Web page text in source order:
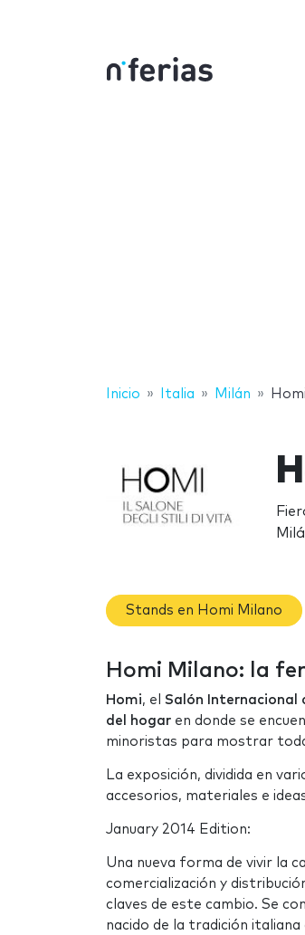
Inicio Italia Milán
Stands en Homi Milano
Homi Milano: la
Homi, el Salón Internacional
del hogar en donde se
minoristas para mostrar
La exposición, dividida en
accesorios, materiales e
January 2014 Edition:
Una nueva forma de vivir la
comercialización y
claves de este cambio. Se
nacido de la tradición